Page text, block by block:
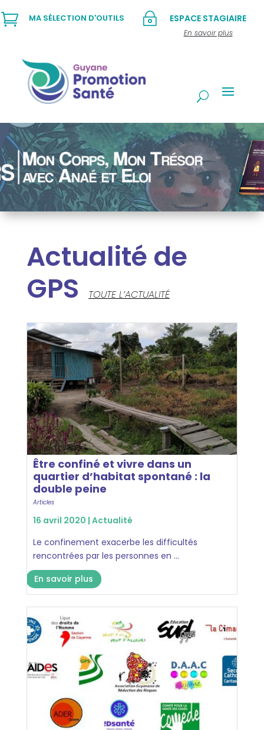
~ ESPACE STAGIAIRE
En savoir plus
 MA SÉLECTION D'OUTILS
Actualité de
GPS
TOUTE L’ACTUALITÉ
Être confiné et vivre dans un
quartier d’habitat spontané : la
double peine
Articles
16 avril 2020 | Actualité
Le confinement exacerbe les difficultés
rencontrées par les personnes en ...
En savoir plus